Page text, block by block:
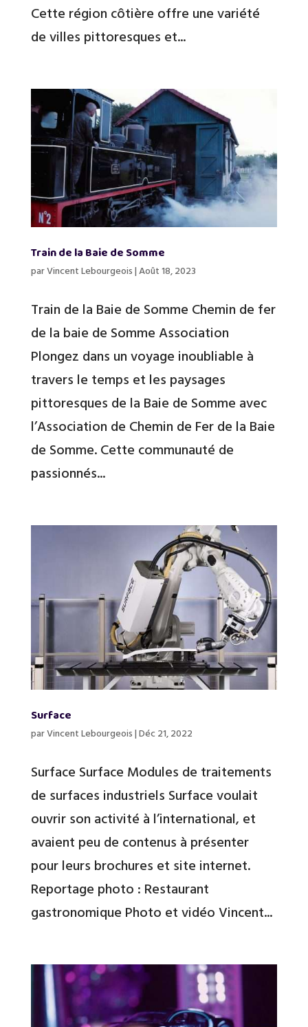
Cette région côtière offre une variété
de villes pittoresques et...
Train de la Baie de Somme
parVincent Lebourgeois|Août 18, 2023
Train de la Baie de Somme Chemin de fer
de la baie de Somme Association
Plongez dans un voyage inoubliable à
travers le temps et les paysages
pittoresques de la Baie de Somme avec
l’Association de Chemin de Fer de la Baie
de Somme. Cette communauté de
passionnés...
Surface
parVincent Lebourgeois|Déc 21, 2022
Surface Surface Modules de traitements
de surfaces industriels Surface voulait
ouvrir son activité à l’international, et
avaient peu de contenus à présenter
pour leurs brochures et site internet.
Reportage photo : Restaurant
gastronomique Photo et vidéo Vincent...